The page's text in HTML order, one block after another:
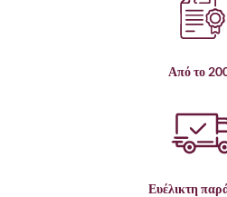
Από το
Ευέλικτη